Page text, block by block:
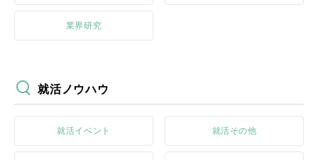
業界研究
就活ノウハウ
就活イベント 就活その他